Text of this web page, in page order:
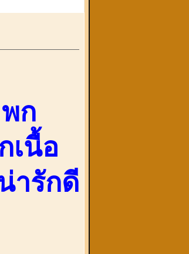
ก
เนื้อ
ารักดี